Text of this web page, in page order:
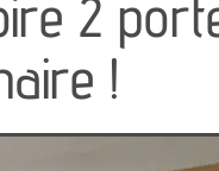
2
!